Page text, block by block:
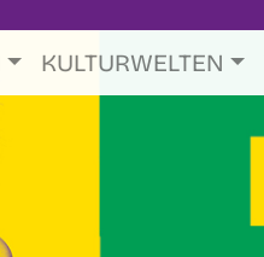
KULTURWELTEN